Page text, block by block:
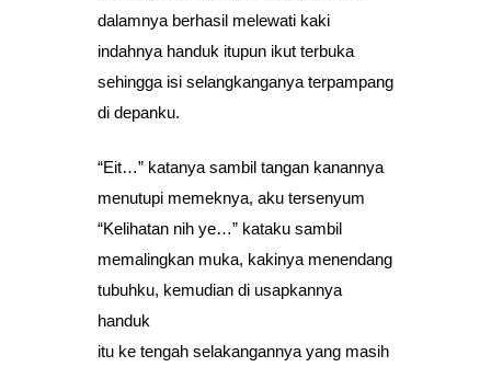
dalamnya berhasil melewati kaki
indahnya handuk itupun ikut terbuka
sehingga isi selangkanganya terpampang
di depanku.
“Eit…” katanya sambil tangan kanannya
menutupi memeknya, aku tersenyum
“Kelihatan nih ye…” kataku sambil
memalingkan muka, kakinya menendang
tubuhku, kemudian di usapkannya
handuk
itu ke tengah selakangannya yang masih